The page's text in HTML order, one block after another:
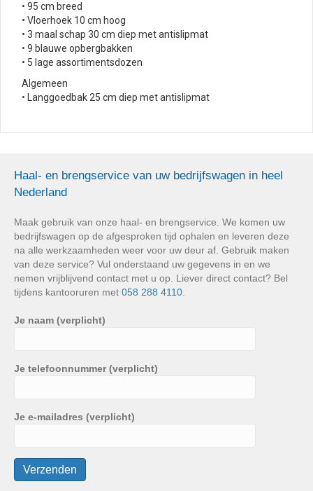
• 95 cm breed
• Vloerhoek 10 cm hoog
• 3 maal schap 30 cm diep met antislipmat
• 9 blauwe opbergbakken
• 5 lage assortimentsdozen
Algemeen
• Langgoedbak 25 cm diep met antislipmat
Haal- en brengservice van uw bedrijfswagen in heel
Nederland
Maak gebruik van onze haal- en brengservice. We komen uw
bedrijfswagen op de afgesproken tijd ophalen en leveren deze
na alle werkzaamheden weer voor uw deur af. Gebruik maken
van deze service? Vul onderstaand uw gegevens in en we
nemen vrijblijvend contact met u op. Liever direct contact? Bel
tijdens kantooruren met 058 288 4110
Je naam (verplicht)
Je telefoonnummer (verplicht)
Je e-mailadres (verplicht)